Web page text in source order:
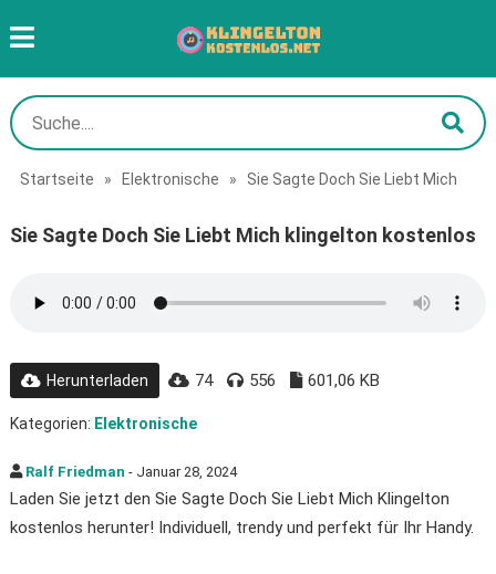
Startseite » Elektronische » Sie Sagte Doch Sie Liebt Mich
Sie Sagte Doch Sie Liebt Mich klingelton kostenlos
Herunterladen 74 556 601,06 KB
Kategorien: Elektronische
Ralf Friedman - Januar 28, 2024
Laden Sie jetzt den Sie Sagte Doch Sie Liebt Mich Klingelton
kostenlos herunter! Individuell, trendy und perfekt für Ihr Handy.